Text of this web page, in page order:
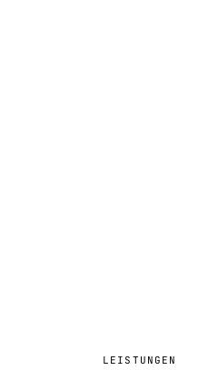
LEISTUNGEN